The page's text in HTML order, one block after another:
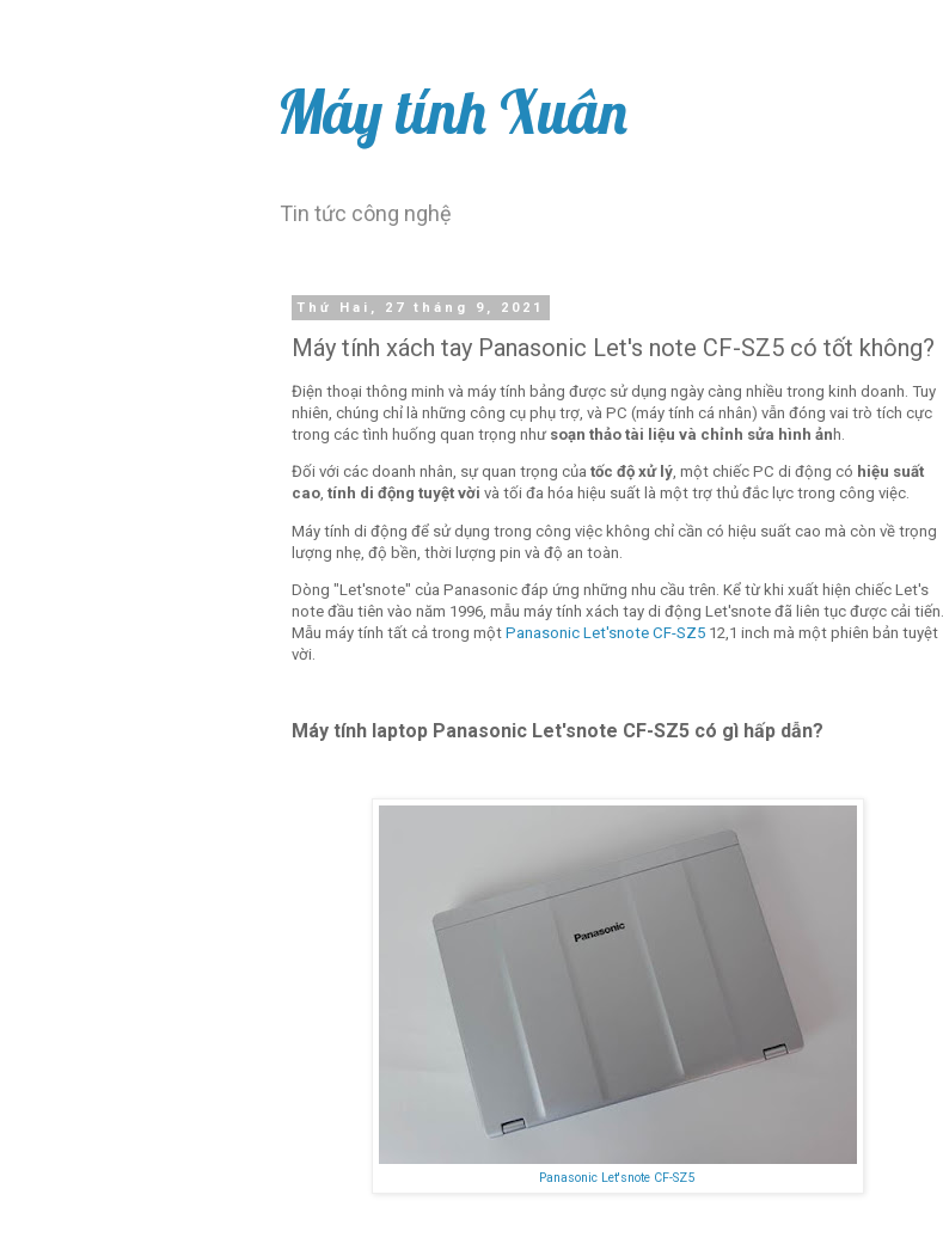
Máy tính Xuân
Tin tức công nghệ
Thứ Hai, 27 tháng 9, 2021
Máy tính xách tay Panasonic Let's note CF-SZ5 có tốt không?
Điện thoại thông minh và máy tính bảng được sử dụng ngày càng nhiều trong kinh doanh. Tuy
nhiên, chúng chỉ là những công cụ phụ trợ, và PC (máy tính cá nhân) vẫn đóng vai trò tích cực
trong các tình huống quan trọng như soạn thảo tài liệu và chỉnh sửa hình ản h.
Đối với các doanh nhân, sự quan trọng của tốc độ xử lý, một chiếc PC di động có hiệu suất
cao, tính di động tuyệt vời và tối đa hóa hiệu suất là một trợ thủ đắc lực trong công việc.
Máy tính di động để sử dụng trong công việc không chỉ cần có hiệu suất cao mà còn về trọng
lượng nhẹ, độ bền, thời lượng pin và độ an toàn.
Dòng "Let'snote" của Panasonic đáp ứng những nhu cầu trên. Kể từ khi xuất hiện chiếc Let's
note đầu tiên vào năm 1996, mẫu máy tính xách tay di động Let'snote đã liên tục được cải tiến.
Mẫu máy tính tất cả trong một Panasonic Let'snote CF-SZ5 12,1 inch mà một phiên bản tuyệt
vời.
Máy tính laptop Panasonic Let'snote CF-SZ5 có gì hấp dẫn?
Panasonic Let'snote CF-SZ5